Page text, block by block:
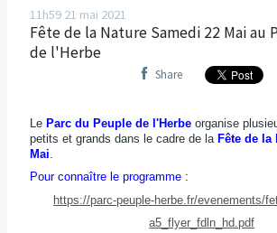
11h59 21 mai 2021
Fête de la Nature Samedi 22 Mai au
de l'Herbe
Share
Le Parc du Peuple de l'Herbeorganise
petits et grands dans le cadre de la Fête de la
Mai.
Pour connaître le programme :
https://parc-peuple-herbe.fr/evenements/
a5_flyer_fdln_hd.pdf